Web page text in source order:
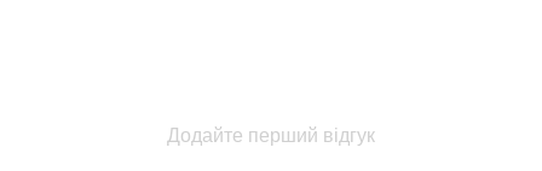
Додайте перший відгук